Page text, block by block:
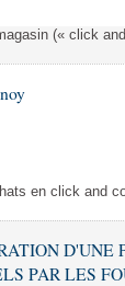
(« click
en click and
D'UNE
PAR LES